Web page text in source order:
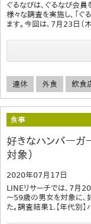
ぐるなびは、ぐるなび会
様々な調査を実施し、「ぐ
ます。今回は、7月23日（
連休 外食 飲食
食事
好きなハンバーガ
対象）
2020年07月17日
LINEリサーチでは、7月
～59歳の男女を対象に、
た。調査結果1.【年代別】